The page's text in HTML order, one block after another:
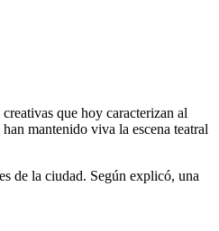
que hoy caracterizan al
mantenido viva la escena teatral
de la ciudad. Según explicó, una